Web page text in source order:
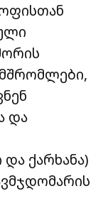
და
ქარხანა)